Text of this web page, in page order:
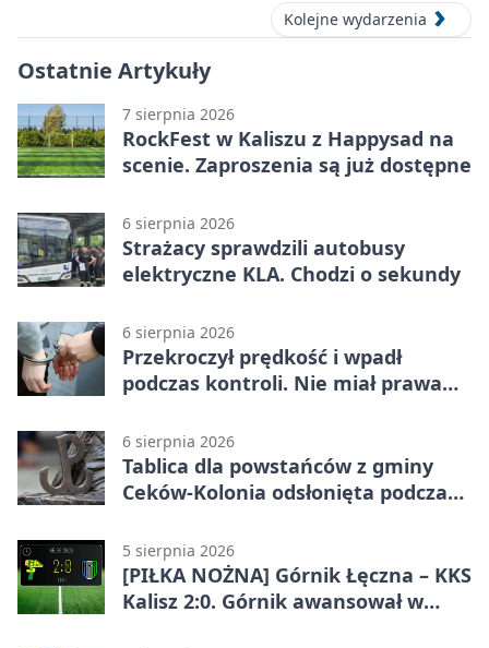
Kolejne wydarzenia
Ostatnie Artykuły
7 sierpnia 2026
RockFest w Kaliszu z Happysad na
scenie. Zaproszenia są już dostępne
6 sierpnia 2026
Strażacy sprawdzili autobusy
elektryczne KLA. Chodzi o sekundy
6 sierpnia 2026
Przekroczył prędkość i wpadł
podczas kontroli. Nie miał prawa
6 sierpnia 2026
Tablica dla powstańców z gminy
Ceków-Kolonia odsłonięta podczas
5 sierpnia 2026
[PIŁKA NOŻNA] Górnik Łęczna – KKS
Kalisz 2:0. Górnik awansował w